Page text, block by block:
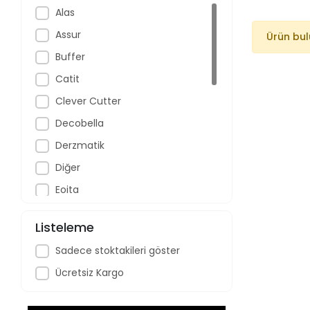
Alas
Assur
Buffer
Catit
Clever Cutter
Decobella
Derzmatik
Diğer
Eoita
İthal
Omak
Ped Egg
Listeleme
Sadece stoktakileri göster
Ücretsiz Kargo
Ürün